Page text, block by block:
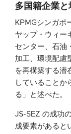
多国籍企業
KPMGシンガポ
ヤップ・ウィー
センター、石油
加工、環境配慮
を再構築する潜
していることか
る」と述べた。
JS-SEZ の成功
成要素があると